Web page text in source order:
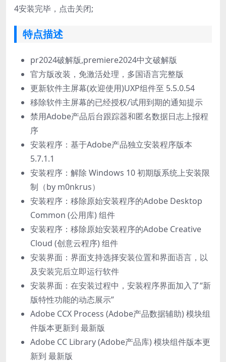
4安装完毕，点击关闭;
特点描述
pr2024破解版,premiere2024中文破解版
官方版改装，免激活处理，多国语言完整版
更新软件主屏幕(欢迎使用)UXP组件至 5.5.0.54
移除软件主屏幕的已经授权/试用到期的通知提示
禁用Adobe产品后台跟踪器和匿名数据日志上报程
序
安装程序：基于Adob​​e产品独立安装程序版本
5.7.1.1
安装程序：解除 Windows 10 初期版系统上安装限
制（by m0nkrus）
安装程序：移除原始安装程序的Adobe Desktop
Common (公用库) 组件
安装程序：移除原始安装程序的Adobe Creative
Cloud (创意云程序) 组件
安装界面：界面支持选择安装位置和界面语言，以
及安装完后立即运行软件
安装界面：在安装过程中，安装程序界面加入了“新
版特性功能的动态展示”
Adob​​e CCX Process (Adobe产品数据辅助) 模块组
件版本更新到 最新版
Adobe CC Library (Adobe产品库) 模块组件版本更
新到 最新版